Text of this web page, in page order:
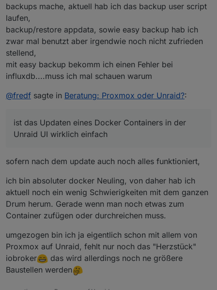
backups mache, aktuell hab ich das backup user script
laufen,
backup/restore appdata, sowie easy backup hab ich
zwar mal benutzt aber irgendwie noch nicht zufrieden
stellend,
mit easy backup bekomm ich einen Fehler bei
influxdb....muss ich mal schauen warum
@fredf sagte in Beratung: Proxmox oder Unraid?:
ist das Updaten eines Docker Containers in der
Unraid UI wirklich einfach
sofern nach dem update auch noch alles funktioniert,
ich bin absoluter docker Neuling, von daher hab ich
aktuell noch ein wenig Schwierigkeiten mit dem ganzen
Drum herum. Gerade wenn man noch etwas zum
Container zufügen oder durchreichen muss.
umgezogen bin ich ja eigentlich schon mit allem von
Proxmox auf Unraid, fehlt nur noch das "Herzstück"
iobroker
das wird allerdings noch ne größere
Baustellen werden